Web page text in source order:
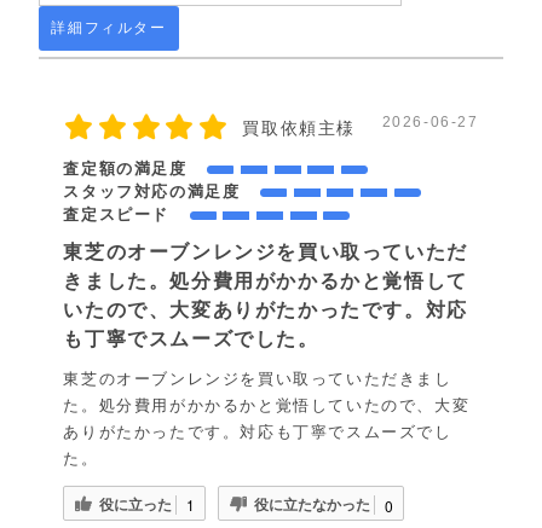
詳細フィルター
買取依頼主様 2026-06-27
査定額の満足度
スタッフ対応の満足度
査定スピード
東芝のオーブンレンジを買い取っていただ
きました。処分費用がかかるかと覚悟して
いたので、大変ありがたかったです。対応
も丁寧でスムーズでした。
東芝のオーブンレンジを買い取っていただきまし
た。処分費用がかかるかと覚悟していたので、大変
ありがたかったです。対応も丁寧でスムーズでし
た。
役に立った 1 役に立たなかった 0